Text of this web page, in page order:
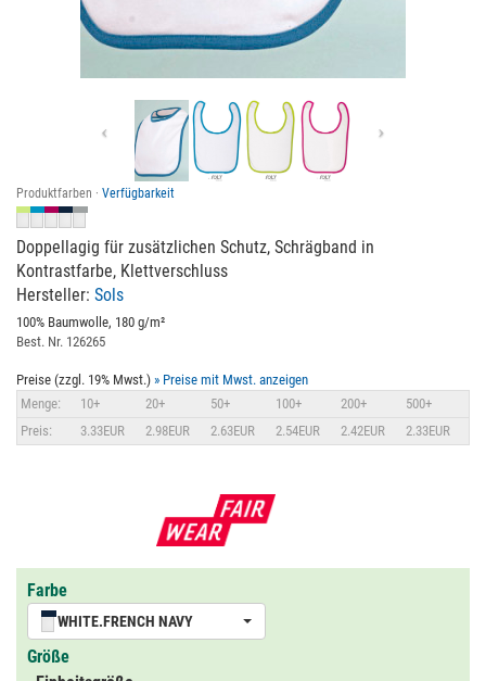
Previous
Produktfarben · Verfügbarkeit
Doppellagig für zusätzlichen Schutz, Schrägband in
Kontrastfarbe, Klettverschluss
Hersteller: Sols
100% Baumwolle, 180 g/m²
Best. Nr. 126265
Preise (zzgl. 19% Mwst.) » Preise mit Mwst. anzeigen
Menge:
10+ 20+ 50+ 100+ 200+
500+
Preis:
3.33EUR 2.98EUR 2.63EUR 2.54EUR 2.42EUR 2.33EUR
Farbe
WHITE.FRENCH NAVY
Größe